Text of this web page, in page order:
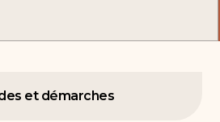
et démarches